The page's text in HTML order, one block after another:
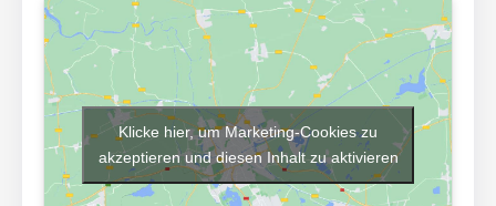
Klicke hier, um Marketing-Cookies zu
akzeptieren und diesen Inhalt zu aktivieren